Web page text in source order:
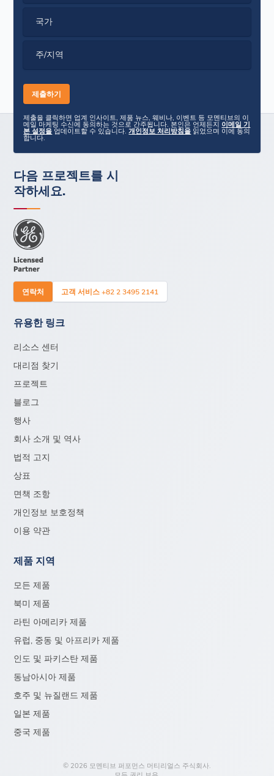
국가
주/지역
제출을 클릭하면 업계 인사이트, 제품 뉴스, 웨비나, 이벤트 등 모멘티브의 이
메일 마케팅 수신에 동의하는 것으로 간주됩니다. 본인은 언제든지 이메일 기
본 설정을업데이트할 수 있습니다.개인정보 처리방침을 읽었으며 이에 동의
합니다.
다음 프로젝트를 시
작하세요.
연락처 고객 서비스 +82 2 3495 2141
유용한 링크
리소스 센터
대리점 찾기
프로젝트
블로그
행사
회사 소개 및 역사
법적 고지
상표
면책 조항
개인정보 보호정책
이용 약관
제품 지역
모든 제품
북미 제품
라틴 아메리카 제품
유럽, 중동 및 아프리카 제품
인도 및 파키스탄 제품
동남아시아 제품
호주 및 뉴질랜드 제품
일본 제품
중국 제품
© 2026 모멘티브 퍼포먼스 머티리얼스 주식회사.